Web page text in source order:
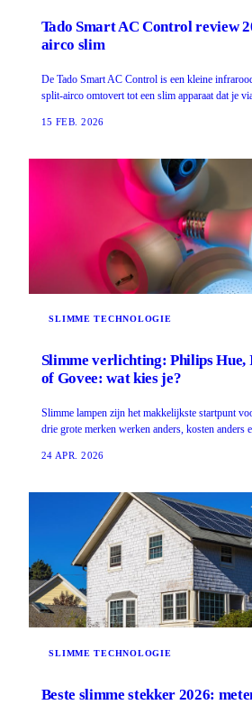
Tado Smart AC Control review
airco slim
De Tado Smart AC Control is een kleine
split-airco omtovert tot een slim apparaat dat je
15 FEB. 2026
SLIMME TECHNOLOGIE
Slimme verlichting: Philips
of Govee: wat kies je?
Slimme lampen zijn het makkelijkste startpunt
drie grote merken werken anders, kosten anders
24 APR. 2026
SLIMME TECHNOLOGIE
Beste slimme stekker 2026: